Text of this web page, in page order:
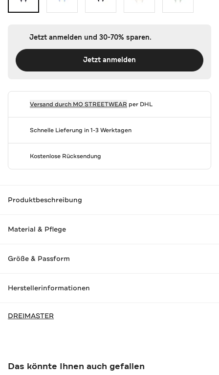
Jetzt anmelden und 30-70% sparen.
Jetzt anmelden
Versand durch MO STREETWEAR per DHL
Schnelle Lieferung in 1-3 Werktagen
Kostenlose Rücksendung
Produktbeschreibung
Material & Pflege
Größe & Passform
Herstellerinformationen
DREIMASTER
Das könnte Ihnen auch gefallen